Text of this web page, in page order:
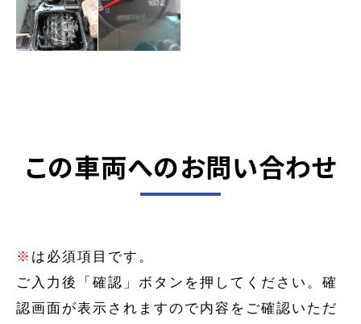
この車両へのお問い合わせ
※ は必須項目です。
ご入力後「確認」ボタンを押してください。確
認画面が表示されますので内容をご確認いただ